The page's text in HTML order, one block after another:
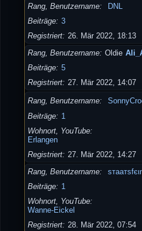
Rang, Benutzername
DNL
Beiträge 3
Registriert 26. Mär 2022, 18:13
Rang, Benutzername Oldie
Beiträge 5
Registriert 27. Mär 2022, 14:07
Rang, Benutzername
Beiträge
1
Wohnort, YouTube
Erlangen
Registriert 27. Mär 2022, 14:27
Rang, Benutzername
Beiträge
1
Wohnort, YouTube
Wanne-Eickel
Registriert 28. Mär 2022, 07:54